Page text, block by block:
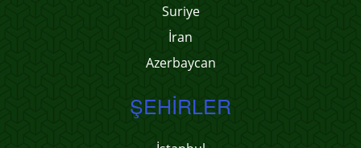
Suriye
İran
Azerbaycan
ŞEHIRLER